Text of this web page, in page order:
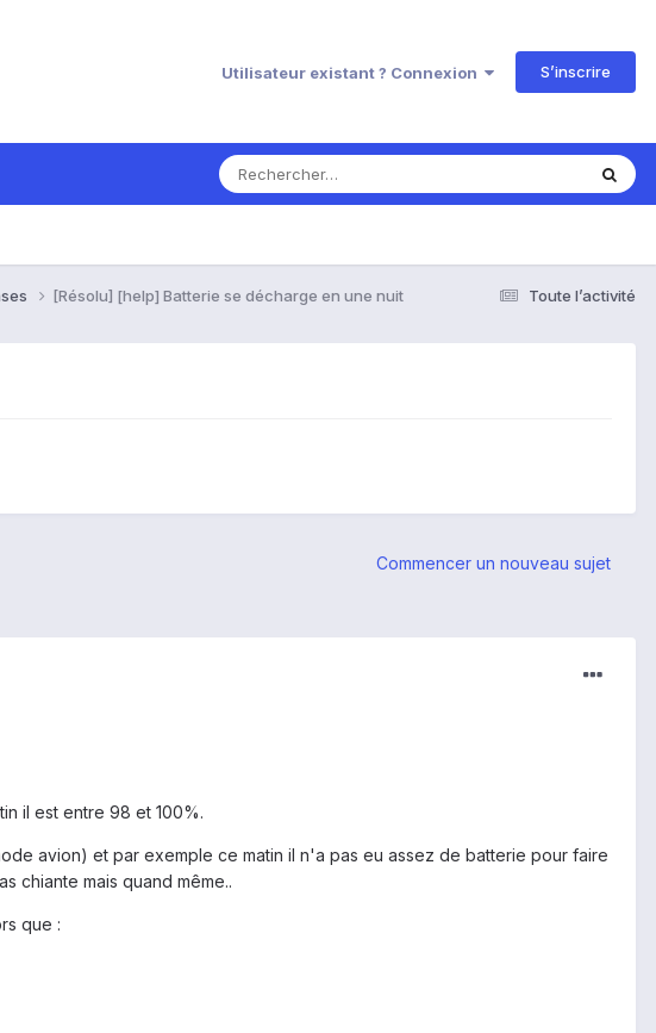
Utilisateur existant ? Connexion S’inscrire
Toute l’activité
[Résolu] [help] Batterie se décharge en une nuit
Commencer un nouveau sujet
il est entre 98 et 100%.
avion) et par exemple ce matin il n'a pas eu assez de batterie pour faire
chiante mais quand même..
que :